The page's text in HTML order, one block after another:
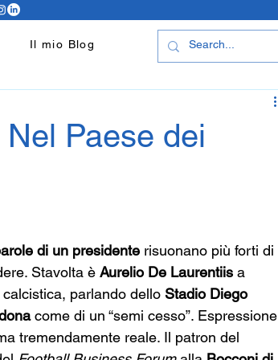
Il mio Blog
Paese dei
di un presidente risuonano più forti di
Stavolta è Aurelio De Laurentiis a
calcistica, parlando dello Stadio Diego
come di un “semi cesso”. Espressione
tremendamente reale. Il patron del